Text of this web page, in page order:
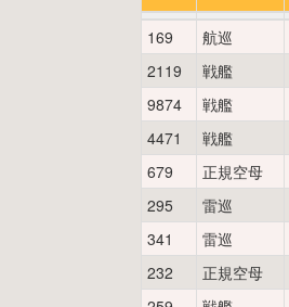
169 航巡
2119
戦艦
9874
戦艦
4471
戦艦
679
正規空母
295
雷巡
341
雷巡
232
正規空母